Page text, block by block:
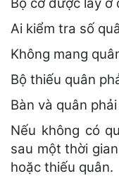
Ai kiểm tra số
Không mang
Bộ thiếu quân
Bàn và quân
Nếu không có
sau một thời
hoặc thiếu quân.